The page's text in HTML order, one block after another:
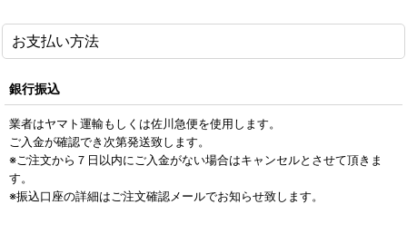
お支払い方法
銀行振込
業者はヤマト運輸もしくは佐川急便を使用します。
ご入金が確認でき次第発送致します。
※ご注文から７日以内にご入金がない場合はキャンセルとさせて頂きま
す。
※振込口座の詳細はご注文確認メールでお知らせ致します。